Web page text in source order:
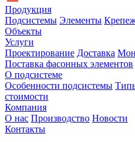
Продукция
Подсистемы Элементы
Объекты
Услуги
Проектирование Доставка
Поставка фасонных элементов
О подсистеме
Особенности подсистемы
стоимости
Компания
О нас Производство Новости
Контакты